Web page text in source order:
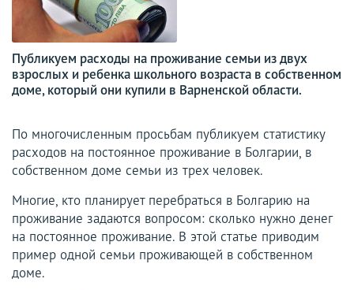
Публикуем расходы на проживание семьи из двух
взрослых и ребенка школьного возраста в собственном
доме, который они купили в Варненской области.
По многочисленным просьбам публикуем статистику
расходов на постоянное проживание в Болгарии, в
собственном доме семьи из трех человек.
Многие, кто планирует перебраться в Болгарию на
проживание задаются вопросом: сколько нужно денег
на постоянное проживание. В этой статье приводим
пример одной семьи проживающей в собственном
доме.